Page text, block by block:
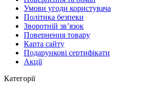
Умови угоди користувача
Політика безпеки
Зворотній зв’язок
Повернення товару
Карта сайту
Подарункові сертифікати
Акції
Категорії